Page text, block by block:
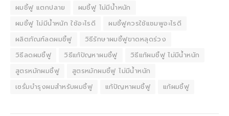
ผมชี้ฟู แตกปลาย
ผมชี้ฟู ไม่มีน้ําหนัก
ผมชี้ฟู ไม่มีน้ําหนัก ใช้อะไรดี
ผมชี้ฟูควรใช้แชมพูอะไรดี
ผลิตภัณฑ์ลดผมชี้ฟู
วิธีรักษาผมชี้ฟูขาดหลุดร่วง
วิธีลดผมชี้ฟู
วิธีแก้ปัญหาผมชี้ฟู
วิธีแก้ผมชี้ฟู ไม่มีน้ําหนัก
สูตรหมักผมชี้ฟู
สูตรหมักผมชี้ฟู ไม่มีน้ําหนัก
เซรั่มบํารุงผมสำหรับผมชี้ฟู
แก้ปัญหาผมชี้ฟู แก้ผมชี้ฟู